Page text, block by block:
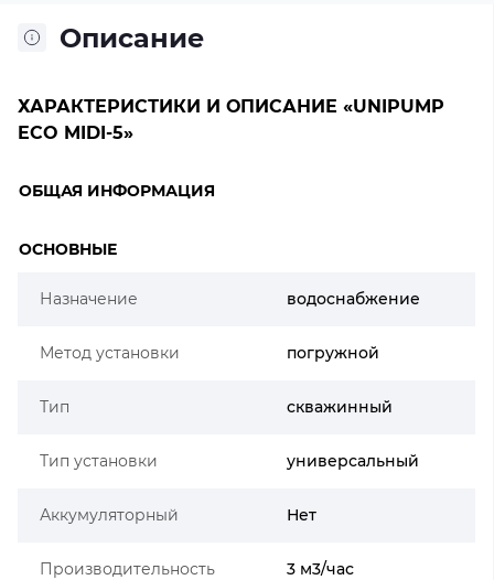
Описание
ХАРАКТЕРИСТИКИ И ОПИСАНИЕ «UNIPUMP
ECO MIDI-5»
ОБЩАЯ ИНФОРМАЦИЯ
ОСНОВНЫЕ
Назначение водоснабжение
Метод установки погружной
Тип скважинный
Тип установки универсальный
Аккумуляторный Нет
Производительность 3 м3/час